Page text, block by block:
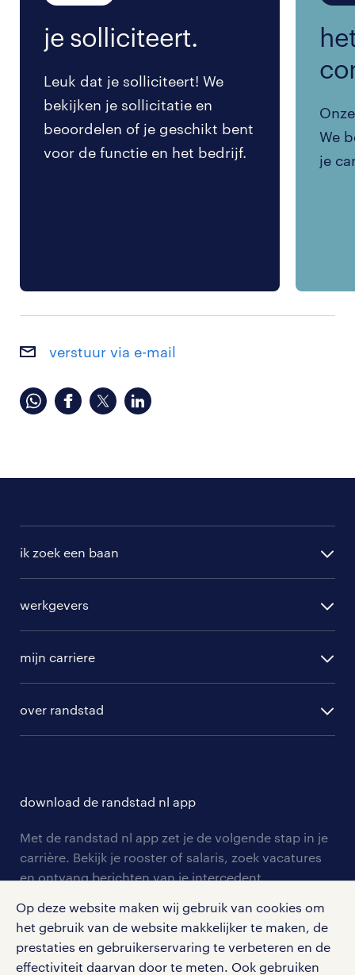
Op deze website maken wij gebruik van cookies om
het gebruik van de website makkelijker te maken, de
prestaties en gebruikerservaring te verbeteren en de
effectiviteit daarvan door te meten. Ook gebruiken
je solliciteert.
Leuk dat je solliciteert! We
bekijken je sollicitatie en
beoordelen of je geschikt bent
voor de functie en het bedrijf.
We
je
verstuur via e-mail
ik zoek een baan
randstad professional
randstad digital
werkgevers
hr-diensten
branches
tarieven
personeel gezocht
aanmelden nieuwsbrief
mijn carriere
solliciteren
blogs en artikelen
bruto-netto calculator
over randstad
onze vestigingen
pers
klachten en misstanden
download de randstad nl app
Met de randstad nl app zet je de volgende stap in je
carrière. Bekijk je rooster of salaris, zoek vacatures
en ontvang berichten van je intercedent.
apple app store
google play store